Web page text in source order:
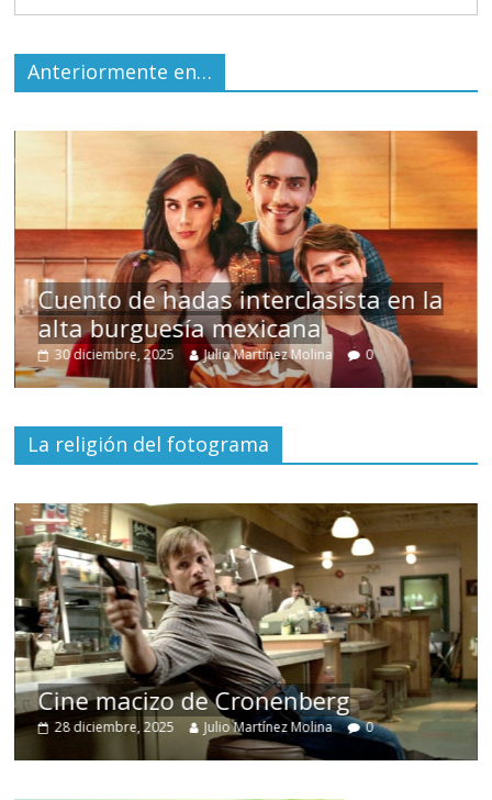
Anteriormente en…
Cuento de hadas interclasista en la
alta burguesía mexicana
30 diciembre, 2025 Julio Martínez Molina 0
La religión del fotograma
Cine macizo de Cronenberg
28 diciembre, 2025 Julio Martínez Molina 0